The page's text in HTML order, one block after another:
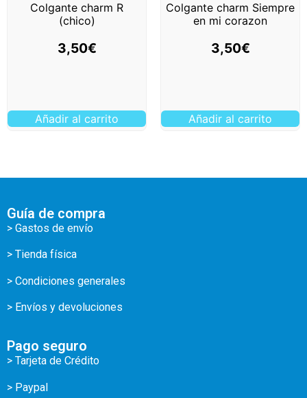
Colgante charm R
(chico)
3,50€
Añadir al carrito
Colgante charm Siempre
en mi corazon
3,50€
Añadir al carrito
Guía de compra
> Gastos de envío
> Tienda física
> Condiciones generales
> Envíos y devoluciones
Pago seguro
> Tarjeta de Crédito
> Paypal